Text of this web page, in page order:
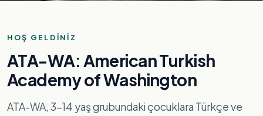
2013'ten beri Washington'un Türk hafta sonu okulu
ÇocuklarTürkçe ve Türk
kültürünükeşfediyor
HOŞ GELDINIZ
ATA-WA: American Turkish
Academy of Washington
ATA-WA, 3-14 yaş grubundaki çocuklara Türkçe ve